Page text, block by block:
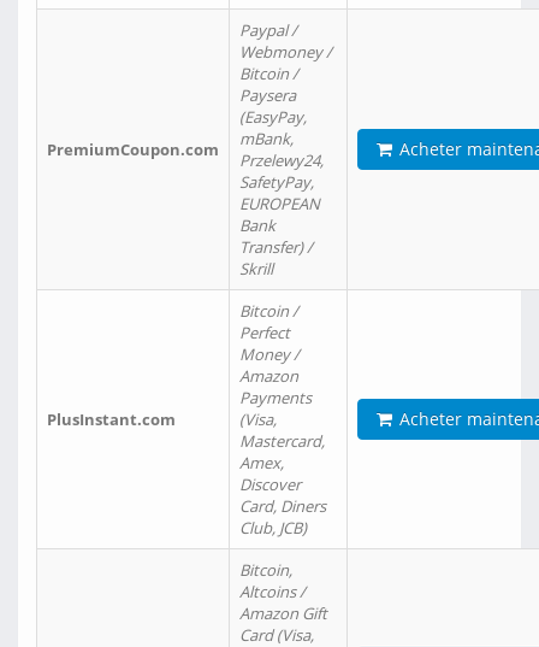
PremiumCoupon.com
Paypal /
Webmoney /
Bitcoin /
Paysera
(EasyPay,
mBank,
Przelewy24,
SafetyPay,
EUROPEAN
Bank
Transfer) /
Skrill
Acheter
PlusInstant.com
Bitcoin /
Perfect
Money /
Amazon
Payments
(Visa,
Mastercard,
Amex,
Discover
Card, Diners
Club, JCB)
Acheter
Bitcoin,
Altcoins /
Amazon Gift
Card (Visa,